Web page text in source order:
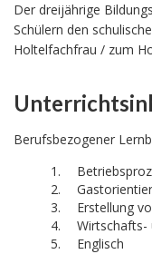
Der dreijährige
Schülern den
Holtelfachfrau / zum
Berufsbezogener
Erstellung
Wirtschafts-
Englisch